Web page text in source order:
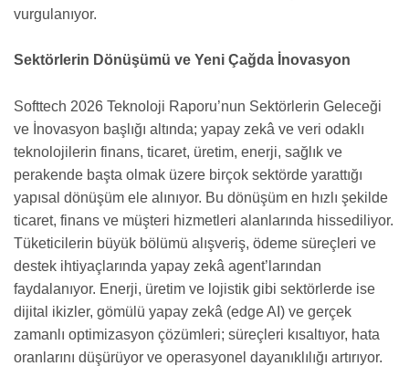
vurgulanıyor.
Sektörlerin Dönüşümü ve Yeni Çağda İnovasyon
Softtech 2026 Teknoloji Raporu’nun Sektörlerin Geleceği
ve İnovasyon başlığı altında; yapay zekâ ve veri odaklı
teknolojilerin finans, ticaret, üretim, enerji, sağlık ve
perakende başta olmak üzere birçok sektörde yarattığı
yapısal dönüşüm ele alınıyor. Bu dönüşüm en hızlı şekilde
ticaret, finans ve müşteri hizmetleri alanlarında hissediliyor.
Tüketicilerin büyük bölümü alışveriş, ödeme süreçleri ve
destek ihtiyaçlarında yapay zekâ agent’larından
faydalanıyor. Enerji, üretim ve lojistik gibi sektörlerde ise
dijital ikizler, gömülü yapay zekâ (edge AI) ve gerçek
zamanlı optimizasyon çözümleri; süreçleri kısaltıyor, hata
oranlarını düşürüyor ve operasyonel dayanıklılığı artırıyor.